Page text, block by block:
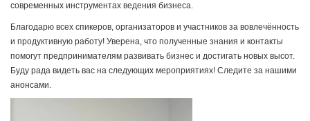
современных инструментах ведения бизнеса.
Благодарю всех спикеров, организаторов и участников за вовлечённость
и продуктивную работу! Уверена, что полученные знания и контакты
помогут предпринимателям развивать бизнес и достигать новых высот.
Буду рада видеть вас на следующих мероприятиях! Следите за нашими
анонсами.